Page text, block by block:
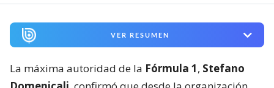
VER RESUMEN
La máxima autoridad de la Fórmula 1, Stefano